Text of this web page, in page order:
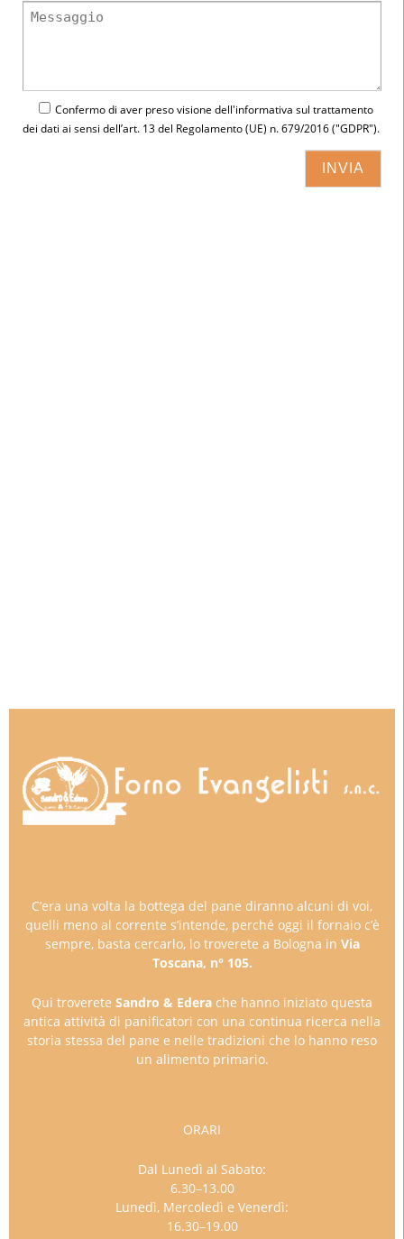
Confermo di aver preso visione dell'informativa sul trattamento
dei dati ai sensi dell’art. 13 del Regolamento (UE) n. 679/2016 ("GDPR").
C’era una volta la bottega del pane diranno alcuni di voi,
quelli meno al corrente s’intende, perché oggi il fornaio c’è
sempre, basta cercarlo, lo troverete a Bologna in Via
Toscana, n° 105.
Qui troverete Sandro & Edera che hanno iniziato questa
antica attività di panificatori con una continua ricerca nella
storia stessa del pane e nelle tradizioni che lo hanno reso
un alimento primario.
ORARI
Dal Lunedì al Sabato:
6.30–13.00
Lunedì, Mercoledì e Venerdì:
16.30–19.00